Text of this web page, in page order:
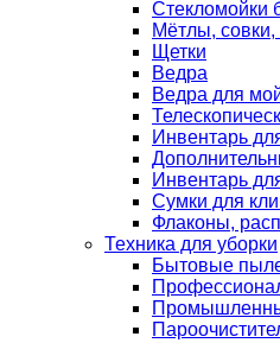
Стекломойки
Мётлы, совки,
Щетки
Ведра
Ведра для
Инвентарь
Инвентарь
Сумки для
Флаконы,
Техника для уборки
Бытовые